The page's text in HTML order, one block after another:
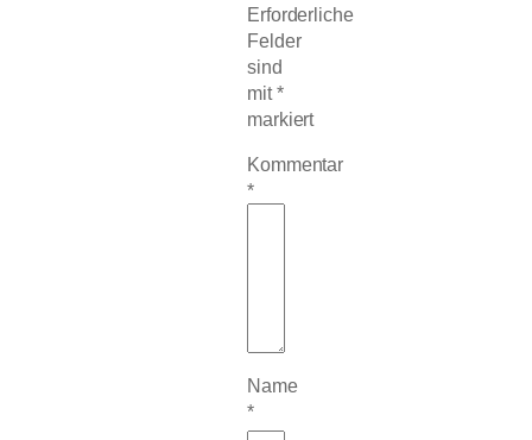
Erforderliche
Felder
sind
mit*
markiert
Kommentar
*
Name
*